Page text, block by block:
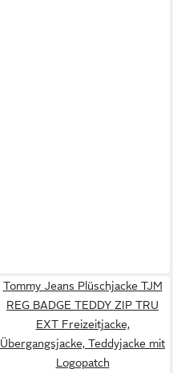
Tommy Jeans Plüschjacke TJM
REG BADGE TEDDY ZIP TRU
EXT Freizeitjacke,
Übergangsjacke, Teddyjacke mit
Logopatch